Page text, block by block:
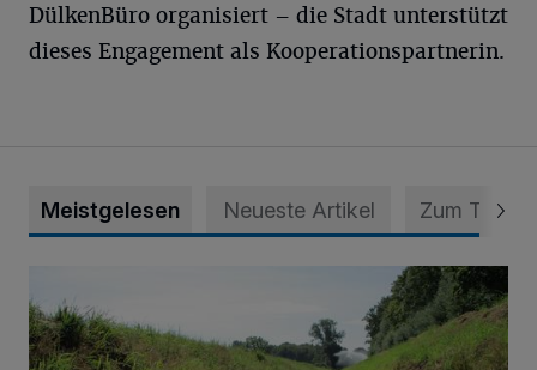
DülkenBüro organisiert – die Stadt unterstützt
dieses Engagement als Kooperationspartnerin.
Meistgelesen Neueste Artikel Zum Thema